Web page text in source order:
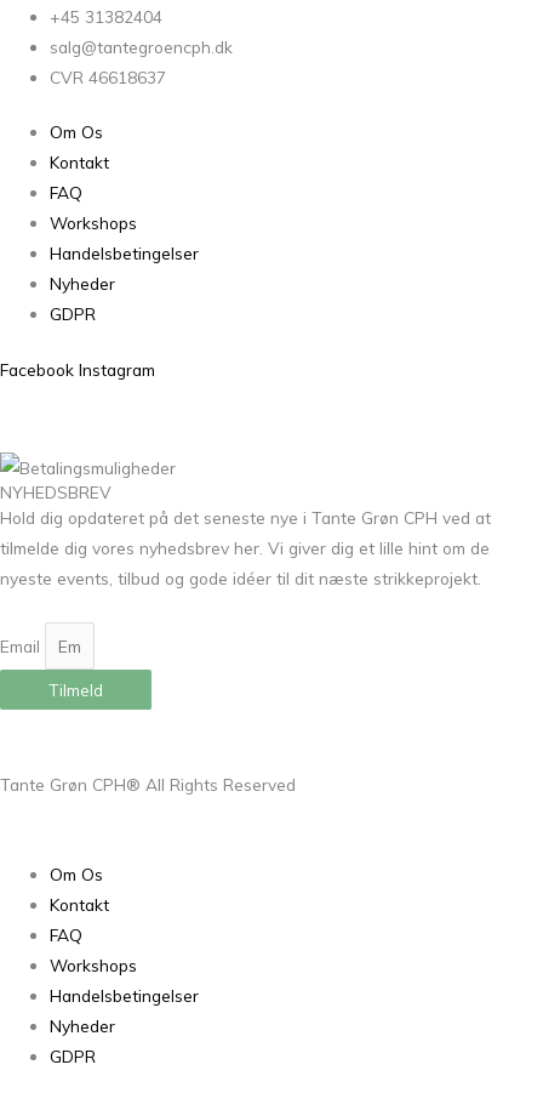
+45 31382404
salg@tantegroencph.dk
CVR 46618637
Om Os
Kontakt
FAQ
Workshops
Handelsbetingelser
Nyheder
GDPR
Facebook Instagram
NYHEDSBREV
Hold dig opdateret på det seneste nye i Tante Grøn CPH ved at
tilmelde dig vores nyhedsbrev her. Vi giver dig et lille hint om de
nyeste events, tilbud og gode idéer til dit næste strikkeprojekt.
Email
Tilmeld
Tante Grøn CPH® All Rights Reserved
Om Os
Kontakt
FAQ
Workshops
Handelsbetingelser
Nyheder
GDPR